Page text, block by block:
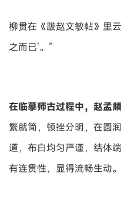
柳贯在《跋赵文敏帖》里
之而已’。”
在临摹师古过程中，赵孟
繁就简，顿挫分明，在圆
道，布白均匀严谨，结体
有连贯性，显得流畅生动。